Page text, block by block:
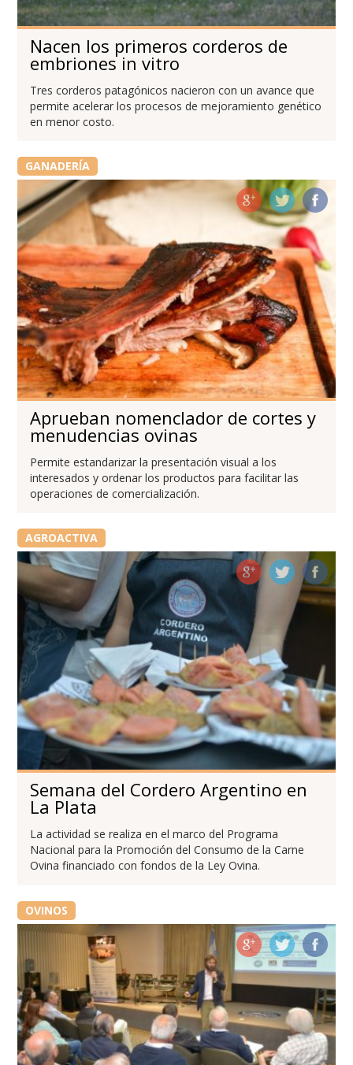
Nacen los primeros corderos de
embriones in vitro
Tres corderos patagónicos nacieron con un avance que
permite acelerar los procesos de mejoramiento genético
en menor costo.
GANADERÍA
Aprueban nomenclador de cortes y
menudencias ovinas
Permite estandarizar la presentación visual a los
interesados y ordenar los productos para facilitar las
operaciones de comercialización.
AGROACTIVA
Semana del Cordero Argentino en
La Plata
La actividad se realiza en el marco del Programa
Nacional para la Promoción del Consumo de la Carne
Ovina financiado con fondos de la Ley Ovina.
OVINOS